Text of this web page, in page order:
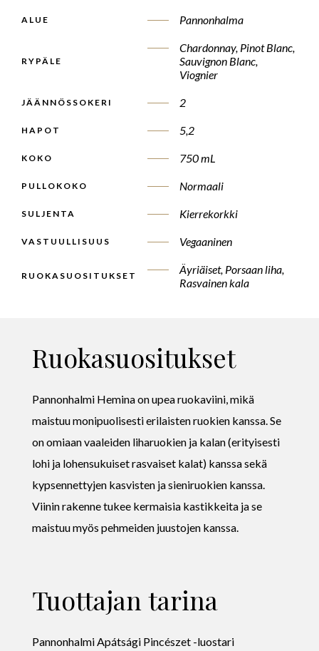
ALUE Pannonhalma
RYPÄLE
Chardonnay, Pinot Blanc,
Sauvignon Blanc,
Viognier
JÄÄNNÖSSOKERI 2
HAPOT 5,2
KOKO 750 mL
PULLOKOKO Normaali
SULJENTA Kierrekorkki
VASTUULLISUUS Vegaaninen
RUOKASUOSITUKSET
Äyriäiset, Porsaan liha,
Rasvainen kala
Ruokasuositukset
Pannonhalmi Hemina on upea ruokaviini, mikä
maistuu monipuolisesti erilaisten ruokien kanssa. Se
on omiaan vaaleiden liharuokien ja kalan (erityisesti
lohi ja lohensukuiset rasvaiset kalat) kanssa sekä
kypsennettyjen kasvisten ja sieniruokien kanssa.
Viinin rakenne tukee kermaisia kastikkeita ja se
maistuu myös pehmeiden juustojen kanssa.
Tuottajan tarina
Pannonhalmi Apátsági Pincészet -luostari